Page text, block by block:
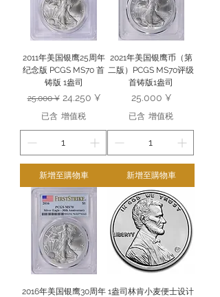
2011年美国银鹰25周年
纪念版 PCGS MS70 首
铸版 1盎司
一般價格
25.000 ¥ 促銷價格
24.250 ¥
已含 增值税
新增至購物車
2021年美国银鹰币（第
二版）PCGS MS70评级
首铸版1盎司
價格
25.000 ¥
已含 增值税
新增至購物車
2016年美国银鹰30周年 1盎司林肯小麦便士设计